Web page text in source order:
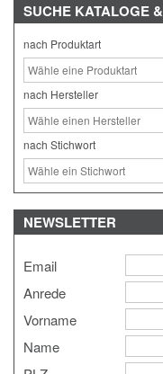
SUCHE KATALOGE
nach Produktart
nach Hersteller
nach Stichwort
NEWSLETTER
Email
Anrede
Vorname
Name